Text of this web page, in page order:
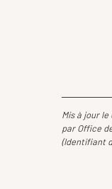
Mis à jour le
par Office
(Identifiant